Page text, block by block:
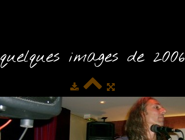
quelques images de 2006